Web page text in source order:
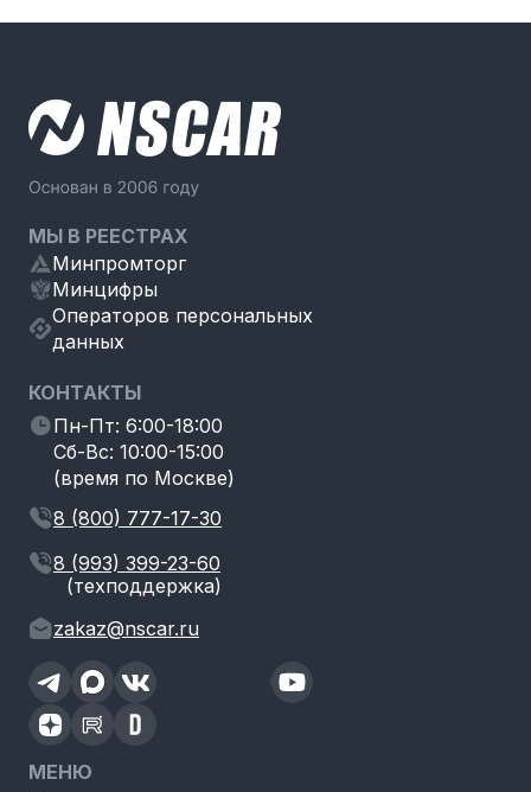
МЫ В РЕЕСТРАХ
Минпромторг
Минцифры
Операторов персональных
данных
КОНТАКТЫ
Пн-Пт: 6:00-18:00
Сб-Вс: 10:00-15:00
(время по Москве)
8 (800) 777-17-30
8 (993) 399-23-60
(техподдержка)
zakaz@nscar.ru
МЕНЮ